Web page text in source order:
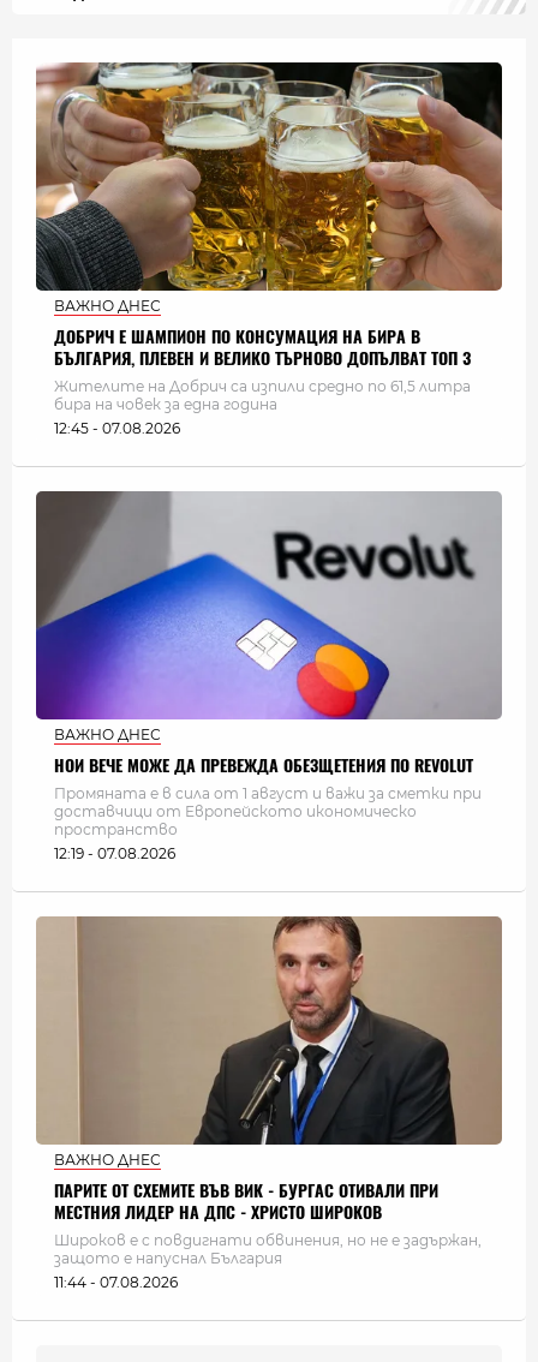
ВАЖНО ДНЕС
ДОБРИЧ Е ШАМПИОН ПО КОНСУМАЦИЯ НА БИРА В
БЪЛГАРИЯ, ПЛЕВЕН И ВЕЛИКО ТЪРНОВО ДОПЪЛВАТ ТОП 3
Жителите на Добрич са изпили средно по 61,5 литра
бира на човек за една година
12:45 - 07.08.2026
ВАЖНО ДНЕС
НОИ ВЕЧЕ МОЖЕ ДА ПРЕВЕЖДА ОБЕЗЩЕТЕНИЯ ПО REVOLUT
Промяната е в сила от 1 август и важи за сметки при
доставчици от Европейското икономическо
пространство
12:19 - 07.08.2026
ВАЖНО ДНЕС
ПАРИТЕ ОТ СХЕМИТЕ ВЪВ ВИК - БУРГАС ОТИВАЛИ ПРИ
МЕСТНИЯ ЛИДЕР НА ДПС - ХРИСТО ШИРОКОВ
Широков е с повдигнати обвинения, но не е задържан,
защото е напуснал България
11:44 - 07.08.2026